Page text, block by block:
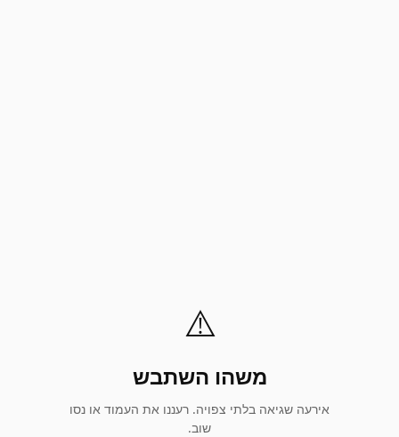
⚠️
משהו השתבש
אירעה שגיאה בלתי צפויה. רעננו את העמוד או נסו
שוב.